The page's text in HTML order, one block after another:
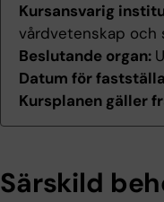
Kursansvarig
vårdvetenskap och
Beslutande organ:
Datum för
Kursplanen gäller
Särskild